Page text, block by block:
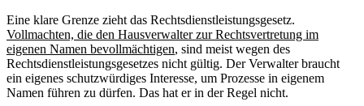
Eine klare Grenze zieht das Rechtsdienstleistungsgesetz.
Vollmachten, die den Hausverwalter zur Rechtsvertretung im
eigenen Namen bevollmächtigen, sind meist wegen des
Rechtsdienstleistungsgesetzes nicht gültig. Der Verwalter braucht
ein eigenes schutzwürdiges Interesse, um Prozesse in eigenem
Namen führen zu dürfen. Das hat er in der Regel nicht.